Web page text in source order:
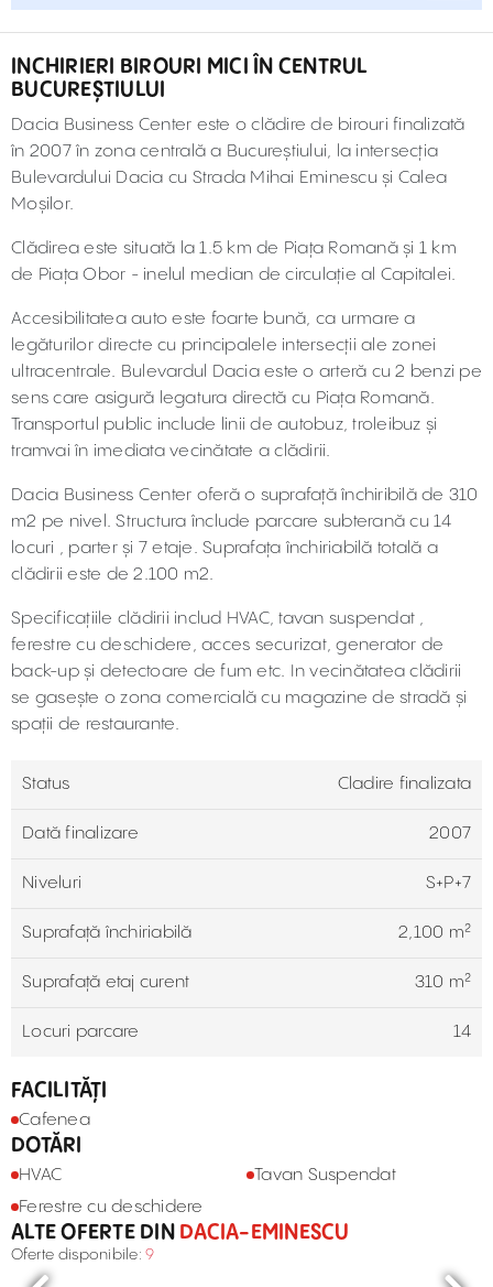
INCHIRIERI BIROURI MICI ÎN CENTRUL
BUCUREȘTIULUI
Dacia Business Center este o clădire de birouri finalizată
în 2007 în zona centrală a Bucureștiului, la intersecția
Bulevardului Dacia cu Strada Mihai Eminescu și Calea
Moșilor.
Clădirea este situată la 1.5 km de Piața Romană și 1 km
de Piața Obor - inelul median de circulație al Capitalei.
Accesibilitatea auto este foarte bună, ca urmare a
legăturilor directe cu principalele intersecții ale zonei
ultracentrale. Bulevardul Dacia este o arteră cu 2 benzi pe
sens care asigură legatura directă cu Piața Romană.
Transportul public include linii de autobuz, troleibuz și
tramvai în imediata vecinătate a clădirii.
Dacia Business Center oferă o suprafață închiribilă de 310
m2 pe nivel. Structura înclude parcare subterană cu 14
locuri , parter și 7 etaje. Suprafața închiriabilă totală a
clădirii este de 2.100 m2.
Specificațiile clădirii includ HVAC, tavan suspendat ,
ferestre cu deschidere, acces securizat, generator de
back-up și detectoare de fum etc. In vecinătatea clădirii
se gasește o zona comercială cu magazine de stradă și
spații de restaurante.
Status Cladire finalizata
Dată finalizare 2007
Niveluri S+P+7
Suprafață închiriabilă 2,100 m²
Suprafață etaj curent 310 m²
Locuri parcare 14
FACILITĂȚI
Cafenea
DOTĂRI
HVAC
Tavan Suspendat
Ferestre cu deschidere
ALTE OFERTE DINDACIA-EMINESCU
Oferte disponibile: 9